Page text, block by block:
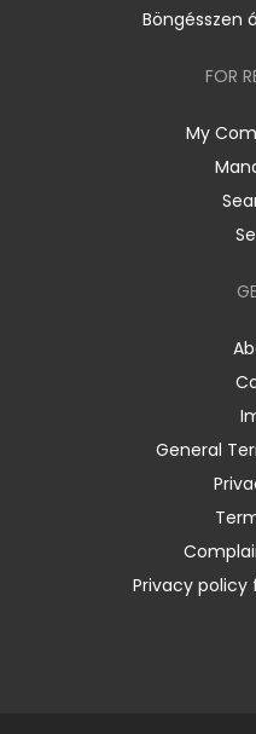
Böngésszen
FOR
My
General
Privacy